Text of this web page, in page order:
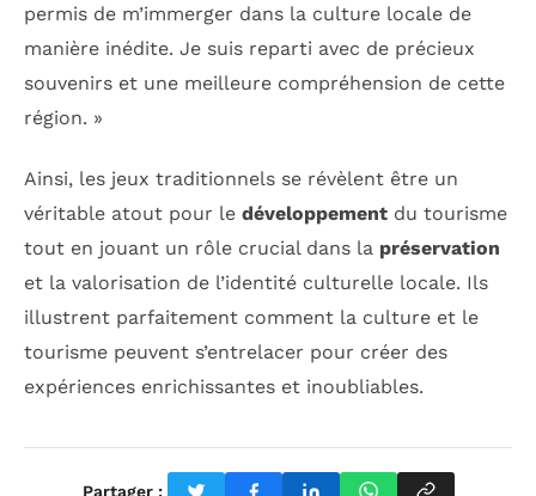
permis de m’immerger dans la culture locale de
manière inédite. Je suis reparti avec de précieux
souvenirs et une meilleure compréhension de cette
région. »
Ainsi, les jeux traditionnels se révèlent être un
véritable atout pour le développement du tourisme
tout en jouant un rôle crucial dans la préservation
et la valorisation de l’identité culturelle locale. Ils
illustrent parfaitement comment la culture et le
tourisme peuvent s’entrelacer pour créer des
expériences enrichissantes et inoubliables.
Partager :